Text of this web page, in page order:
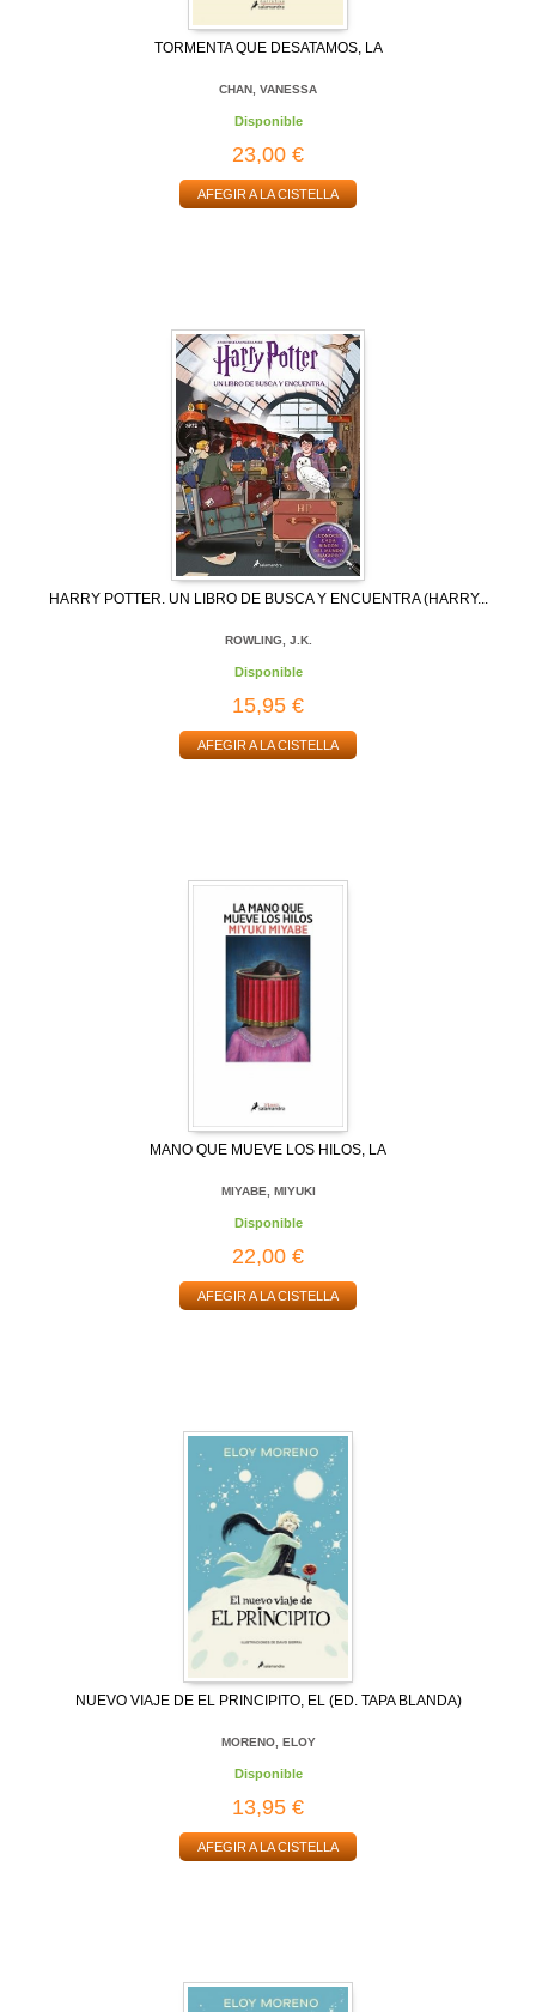
TORMENTA QUE DESATAMOS, LA
CHAN, VANESSA
Disponible
23,00 €
AFEGIR A LA CISTELLA
HARRY POTTER. UN LIBRO DE BUSCA Y ENCUENTRA (HARRY...
ROWLING, J.K.
Disponible
15,95 €
AFEGIR A LA CISTELLA
MANO QUE MUEVE LOS HILOS, LA
MIYABE, MIYUKI
Disponible
22,00 €
AFEGIR A LA CISTELLA
NUEVO VIAJE DE EL PRINCIPITO, EL (ED. TAPA BLANDA)
MORENO, ELOY
Disponible
13,95 €
AFEGIR A LA CISTELLA